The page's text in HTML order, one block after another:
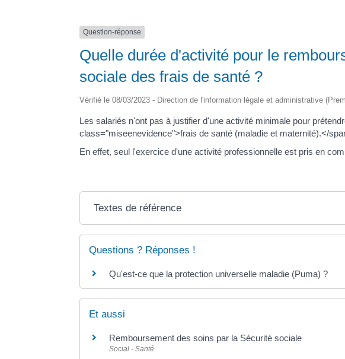
Question-réponse
Quelle durée d'activité pour le
sociale des frais de santé ?
Vérifié le 08/03/2023 - Direction de l'information légale et administrative
Les salariés n'ont pas à justifier d'une activité minimale pour
class="miseenevidence">frais de santé (maladie et maternité).</
En effet, seul l'exercice d'une activité professionnelle est pris en
Textes de référence
Questions ? Réponses !
Qu'est-ce que la protection universelle maladie (Puma) ?
Et aussi
Remboursement des soins par la Sécurité sociale
Social - Santé